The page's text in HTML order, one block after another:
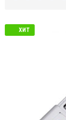
ХИТ